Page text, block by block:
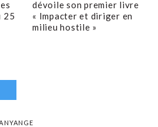
25
dévoile son premier livre
« Impacter et diriger en
milieu hostile »